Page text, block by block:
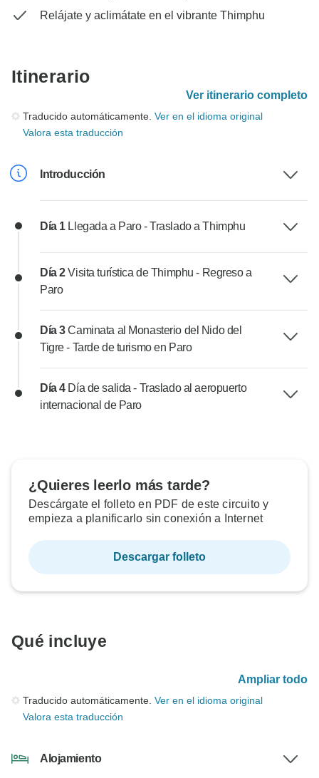
Relájate y aclimátate en el vibrante Thimphu
Itinerario
Ver itinerario completo
Traducido automáticamente. Ver en el idioma original
Valora esta traducción
Introducción
Día 1 Llegada a Paro - Traslado a Thimphu
Día 2Visita turística de Thimphu - Regreso a
Paro
Día 3Caminata al Monasterio del Nido del
Tigre - Tarde de turismo en Paro
Día 4 Día de salida - Traslado al aeropuerto
internacional de Paro
¿Quieres leerlo más tarde?
Descárgate el folleto en PDF de este circuito y
empieza a planificarlo sin conexión a Internet
Descargar folleto
Qué incluye
Ampliar todo
Traducido automáticamente. Ver en el idioma original
Valora esta traducción
Alojamiento